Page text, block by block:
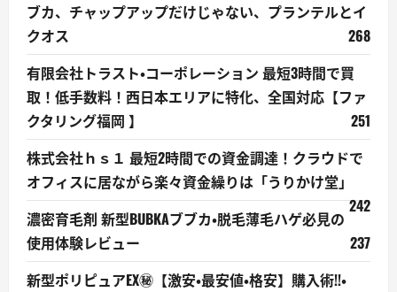
ブカ、チャップアップだけじゃない、プランテルとイ
クオス
268
有限会社トラスト・コーポレーション 最短3時間で買
取！低手数料！西日本エリアに特化、全国対応【ファ
クタリング福岡 】
251
株式会社ｈｓ１ 最短2時間での資金調達！クラウドで
オフィスに居ながら楽々資金繰りは「うりかけ堂」
242
濃密育毛剤 新型BUBKAブブカ・脱毛薄毛ハゲ必見の
使用体験レビュー
237
新型ポリピュアEX㊙【激安・最安値・格安】購入術!!・